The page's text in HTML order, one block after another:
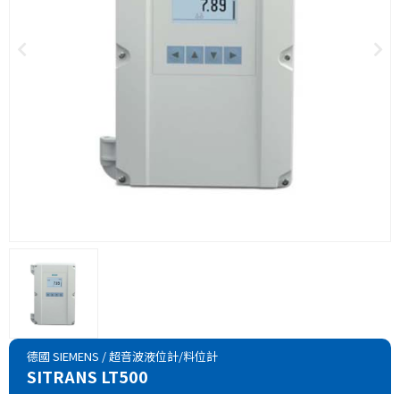
德國 SIEMENS /超音波液位計/料位計
SITRANS LT500